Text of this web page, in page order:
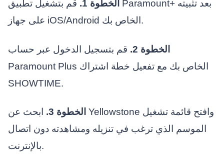
الخطوة 1.
قم بتشغيل تطبيق Paramount+ بعد تثبيته
على جهاز iOS/Android الخاص بك.
الخطوة 2.
قم بتسجيل الدخول عبر حساب
Paramount Plus الخاص بك مع تفعيل خطة اشتراك
SHOWTIME.
الخطوة 3.
ابحث عن Yellowstone وافتح قائمة تشغيل
الموسم الذي ترغب في تنزيله ومشاهدته دون اتصال
بالإنترنت.